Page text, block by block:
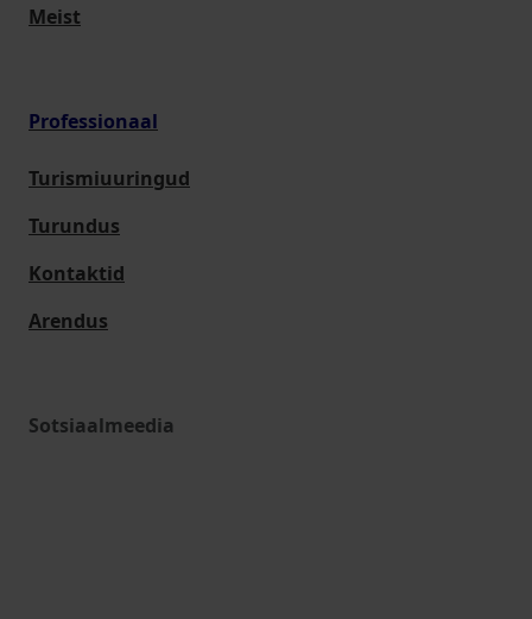
Meist
Professionaal
Turismiuuringud
Turundus
Kontaktid
Arendus
Sotsiaalmeedia